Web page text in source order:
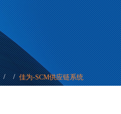
/ / 佳为-SCM供应链系统